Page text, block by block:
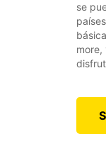
se
more,